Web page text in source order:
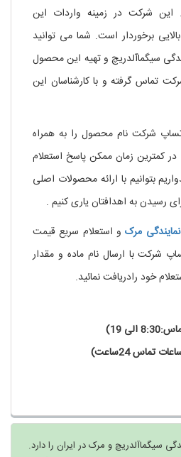
در زمینه واردات این
برخوردار است. شما می توانید
و تهیه این محصول
گرفته و با کارشناسان این
شرکت نام محصول را به همراه
زمان ممکن پاسخ استعلام
بتوانیم با ارائه محصولات اصلی
به اهدافتان یاری کنیم .
مرکو استعلام سریع قیمت
با ارسال نام ماده و مقدار
خود رادریافت نمائید.
24ساعت)
و مرک در ایران را دارد.